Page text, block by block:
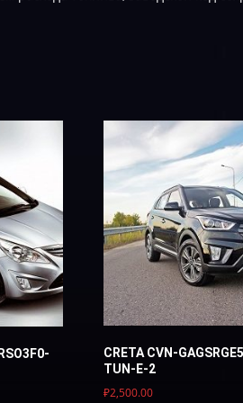
CRETA CVN-
TUN-E-2
₽2,500.00